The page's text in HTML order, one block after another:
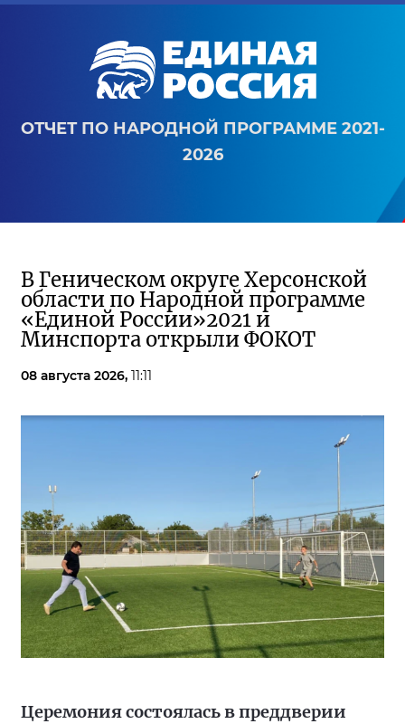
ОТЧЕТ ПО НАРОДНОЙ ПРОГРАММЕ 2021-
2026
В Геническом округе Херсонской
области по Народной программе
«Единой России»2021 и
Минспорта открыли ФОКОТ
08 августа 2026, 11:11
Церемония состоялась в преддверии